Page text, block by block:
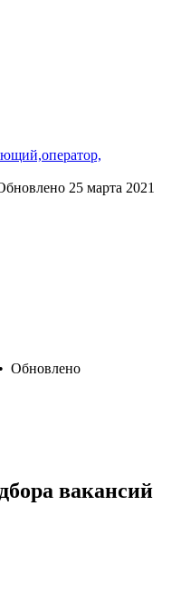
25 марта 2021
• Обновлено
вакансий